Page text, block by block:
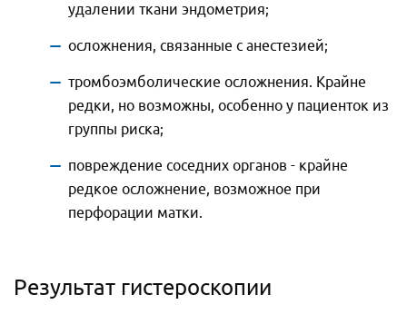
удалении ткани эндометрия;
осложнения, связанные с анестезией;
тромбоэмболические осложнения. Крайне
редки, но возможны, особенно у пациенток из
группы риска;
повреждение соседних органов - крайне
редкое осложнение, возможное при
перфорации матки.
Результат гистероскопии